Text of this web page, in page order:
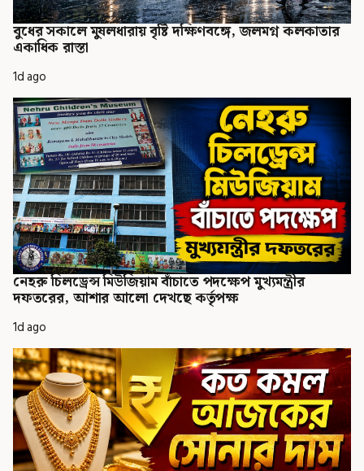
বুধের সকালে মুষলধারায় বৃষ্টি দক্ষিণবঙ্গে, জলমগ্ন কলকাতার
একাধিক রাস্তা
1d ago
নেহরু চিলড্রেন্স মিউজিয়াম বাঁচাতে পদক্ষেপ মুখ্যমন্ত্রীর
দফতরের, আশার আলো দেখছে কর্তৃপক্ষ
1d ago